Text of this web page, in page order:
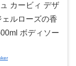
カービィ デザ
ルローズの香
ボディソー